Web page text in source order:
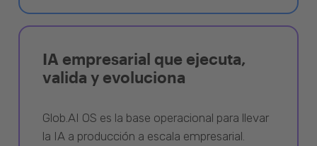
IA empresarial que ejecuta,
valida y evoluciona
Glob.AI OS es la base operacional para llevar
la IA a producción a escala empresarial.